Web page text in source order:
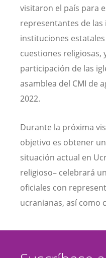
visitaron el país para
representantes de las
instituciones
cuestiones religiosas,
participación de las
asamblea del CMI de
2022.
Durante la próxima
objetivo es obtener
situación actual en
religioso– celebrará
oficiales con
ucranianas, así como